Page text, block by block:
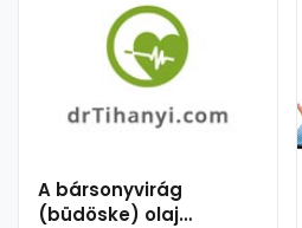
A bársonyvirág
(büdöske) olaj